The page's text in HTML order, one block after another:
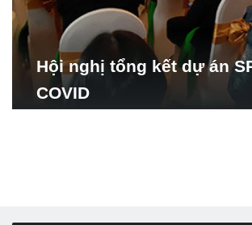
Hội nghị tổng kết dự án
COVID